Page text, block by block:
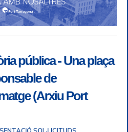
pública - Una plaça
de
(Arxiu Port